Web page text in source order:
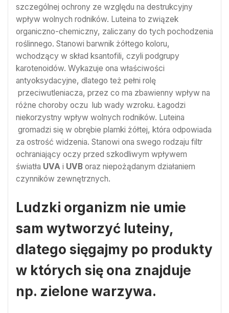
szczególnej ochrony ze względu na destrukcyjny
wpływ wolnych rodników. Luteina to związek
organiczno-chemiczny, zaliczany do tych pochodzenia
roślinnego. Stanowi barwnik żółtego koloru,
wchodzący w skład ksantofili, czyli podgrupy
karotenoidów. Wykazuje ona właściwości
antyoksydacyjne, dlatego też pełni rolę
przeciwutleniacza, przez co ma zbawienny wpływ na
różne choroby oczu lub wady wzroku. Łagodzi
niekorzystny wpływ wolnych rodników. Luteina
gromadzi się w obrębie plamki żółtej, która odpowiada
za ostrość widzenia. Stanowi ona swego rodzaju filtr
ochraniający oczy przed szkodliwym wpływem
światła UVA i UVB oraz niepożądanym działaniem
czynników zewnętrznych.
Ludzki organizm nie umie
sam wytworzyć luteiny,
dlatego sięgajmy po produkty
w których się ona znajduje
np. zielone warzywa.